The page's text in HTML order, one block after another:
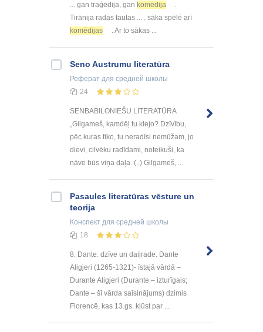
... gan traģēdija, gan komēdija
.
Tirānija radās tautas ... . sāka spēlē arī
komēdijas
. Ar to sākas ...
Seno Austrumu literatūra
Реферат для средней школы
24
SENBABILONIEŠU LITERATŪRA
„Gilgameš, kamdēļ tu klejo? Dzīvību,
pēc kuras tīko, tu neradīsi nemūžam, jo
dievi, cilvēku radīdami, noteikuši, ka
nāve būs viņa daļa. (..) Gilgameš, ...
Pasaules literatūras vēsture un
teorija
Конспект для средней школы
18
8. Dante: dzīve un daiļrade. Dante
Aligjeri (1265-1321)- īstajā vārdā –
Durante Aligjeri (Durante – izturīgais;
Dante – šī vārda saīsinājums) dzimis
Florencē, kas 13.gs. kļūst par ...